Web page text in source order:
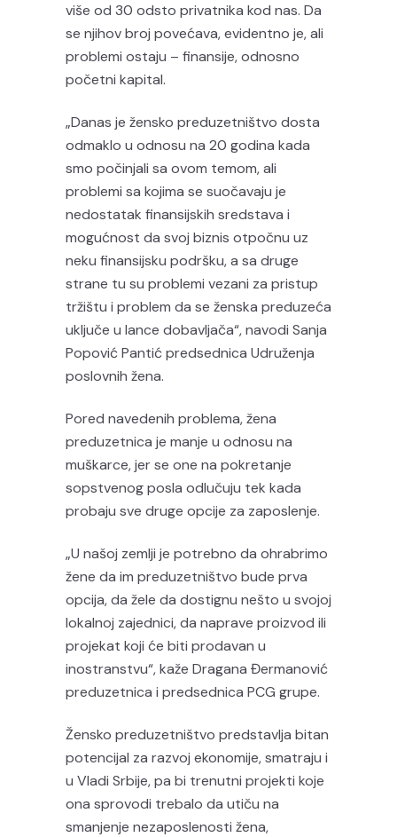
više od 30 odsto privatnika kod nas. Da
se njihov broj povećava, evidentno je, ali
problemi ostaju – finansije, odnosno
početni kapital.
„Danas je žensko preduzetništvo dosta
odmaklo u odnosu na 20 godina kada
smo počinjali sa ovom temom, ali
problemi sa kojima se suočavaju je
nedostatak finansijskih sredstava i
mogućnost da svoj biznis otpočnu uz
neku finansijsku podršku, a sa druge
strane tu su problemi vezani za pristup
tržištu i problem da se ženska preduzeća
uključe u lance dobavljača“, navodi Sanja
Popović Pantić predsednica Udruženja
poslovnih žena.
Pored navedenih problema, žena
preduzetnica je manje u odnosu na
muškarce, jer se one na pokretanje
sopstvenog posla odlučuju tek kada
probaju sve druge opcije za zaposlenje.
„U našoj zemlji je potrebno da ohrabrimo
žene da im preduzetništvo bude prva
opcija, da žele da dostignu nešto u svojoj
lokalnoj zajednici, da naprave proizvod ili
projekat koji će biti prodavan u
inostranstvu“, kaže Dragana Đermanović
preduzetnica i predsednica PCG grupe.
Žensko preduzetništvo predstavlja bitan
potencijal za razvoj ekonomije, smatraju i
u Vladi Srbije, pa bi trenutni projekti koje
ona sprovodi trebalo da utiču na
smanjenje nezaposlenosti žena,